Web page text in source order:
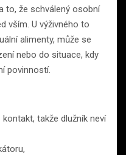
to, že schválený osobní
vším. U výživného to
alimenty, může se
nebo do situace, kdy
povinností.
takže dlužník neví